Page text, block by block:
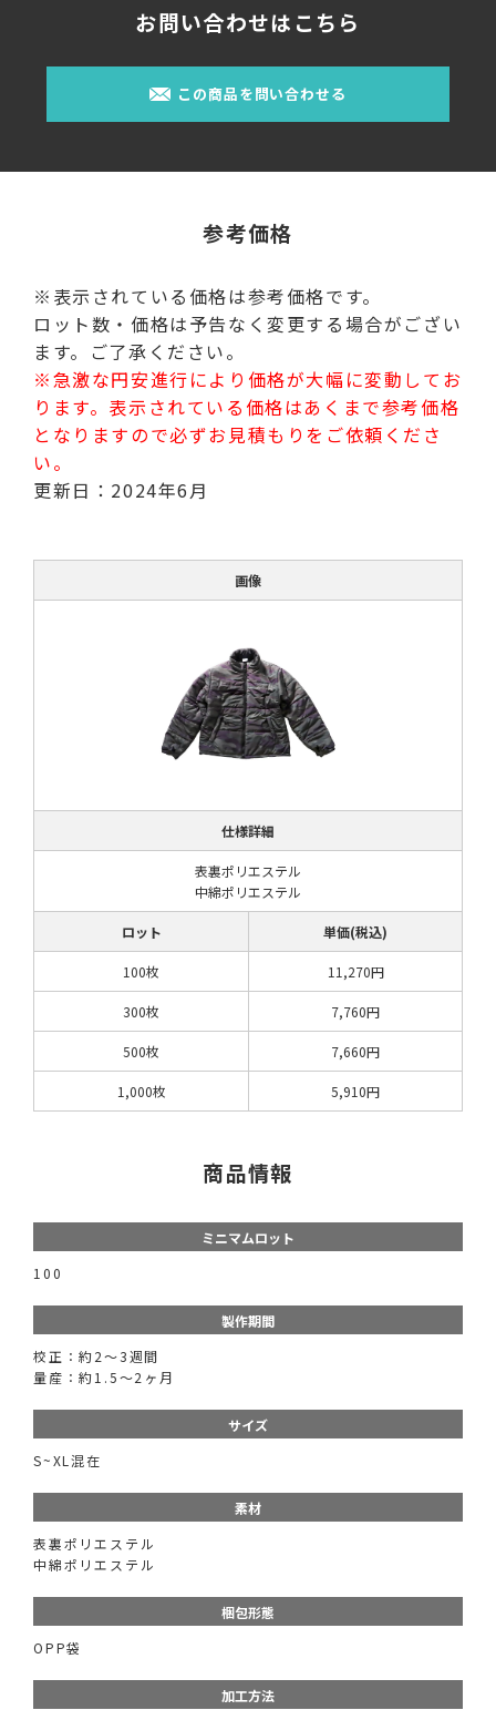
お問い合わせはこちら
この商品を問い合わせる
参考価格
※表示されている価格は参考価格です。
ロット数・価格は予告なく変更する場合がござい
ます。ご了承ください。
※急激な円安進行により価格が大幅に変動してお
ります。表示されている価格はあくまで参考価格
となりますので必ずお見積もりをご依頼くださ
い。
更新日：2024年6月
画像
仕様詳細
表裏ポリエステル
中綿ポリエステル
ロット 単価(税込)
100枚 11,270円
300枚 7,760円
500枚 7,660円
1,000枚 5,910円
商品情報
ミニマムロット
100
製作期間
校正：約2～3週間
量産：約1.5～2ヶ月
サイズ
S~XL混在
素材
表裏ポリエステル
中綿ポリエステル
梱包形態
OPP袋
加工方法